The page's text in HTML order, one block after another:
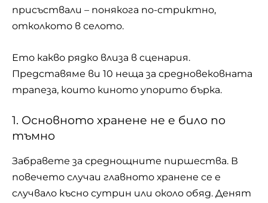
присъствали – понякога по-стриктно,
отколкото в селото.
Ето какво рядко влиза в сценария.
Представяме ви 10 неща за средновековната
трапеза, които киното упорито бърка.
1. Основното хранене не е било по
тъмно
Забравете за среднощните пиршества. В
повечето случаи главното хранене се е
случвало късно сутрин или около обяд. Денят